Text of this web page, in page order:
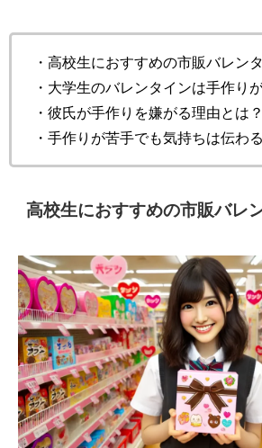
・高校生におすすめの市販バレン
・大学生のバレンタインは手作り
・彼氏が手作りを嫌がる理由とは？
・手作りが苦手でも気持ちは伝わ
高校生におすすめの市販バレ